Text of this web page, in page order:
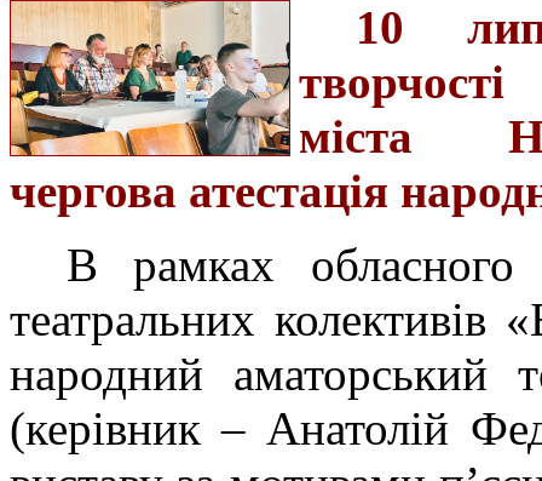
10
міста
чергова атестація
В рамках обласного
театральних колективів
народний аматорський
(керівник – Анатолій